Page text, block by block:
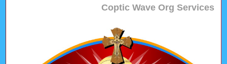
Coptic Wave Org Services